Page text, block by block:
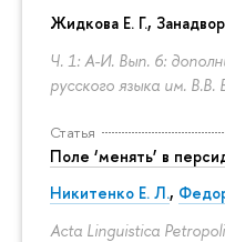
Жидкова Е. Г.,
Ч. 1: А-И. Вып. 6:
русского языка им.
Статья
Поле ‘менять’ в
Никитенко Е. Л.,
Acta Linguistica